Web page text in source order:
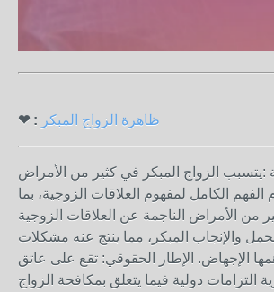
❤ : ظاهرة الزواج المبكر
:يتسبب الزواج المبكر في كثير من الأمراض
الفهم الكامل لمفهوم العلاقات الزوجية، بما
من الأمراض الناجمة عن العلاقات الزوجية
والإنجاب المبكر، مما ينتج عنه مشكلات
الإجهاض. الإطار الحقوقي: تقع على عاتق
التزامات دولية فيما يتعلق بمكافحة الزواج